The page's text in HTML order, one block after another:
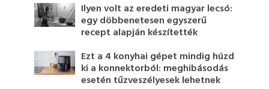
Ilyen volt az eredeti magyar lecsó:
egy döbbenetesen egyszerű
recept alapján készítették
Ezt a 4 konyhai gépet mindig húzd
ki a konnektorból: meghibásodás
esetén tűzveszélyesek lehetnek